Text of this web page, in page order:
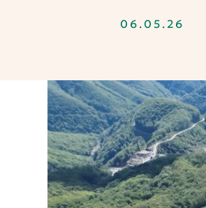
06.05.26